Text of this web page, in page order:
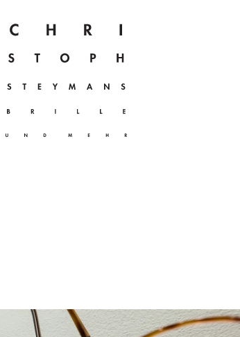
Zur Startseite navigieren